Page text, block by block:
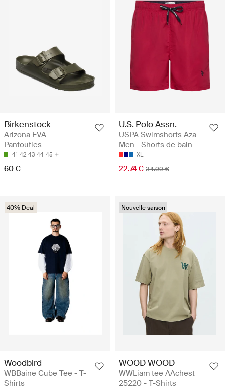
Birkenstock
Arizona EVA -
Pantoufles
41 42 43 44 45
60 €
U.S. Polo Assn.
USPA Swimshorts Aza
Men - Shorts de bain
XL
22.74 € 34.99 €
40% Deal
Woodbird
WBBaine Cube Tee - T-
Shirts
Nouvelle saison
WOOD WOOD
WWLiam tee AAchest
25220 - T-Shirts